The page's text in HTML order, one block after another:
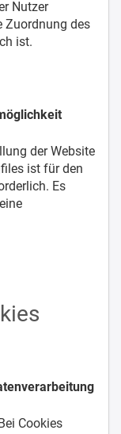
Nutzer
Zuordnung des
ist.
der Website
ist für den
Es
Cookies